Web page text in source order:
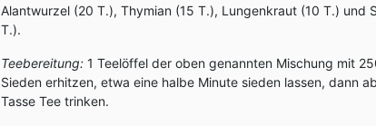
Alantwurzel (20 T.), Thymian (15 T.), Lungenkraut (10 T.) und
T.).
Teebereitung: 1 Teelöffel der oben genannten Mischung mit
Sieden erhitzen, etwa eine halbe Minute sieden lassen, dann
Tasse Tee trinken.